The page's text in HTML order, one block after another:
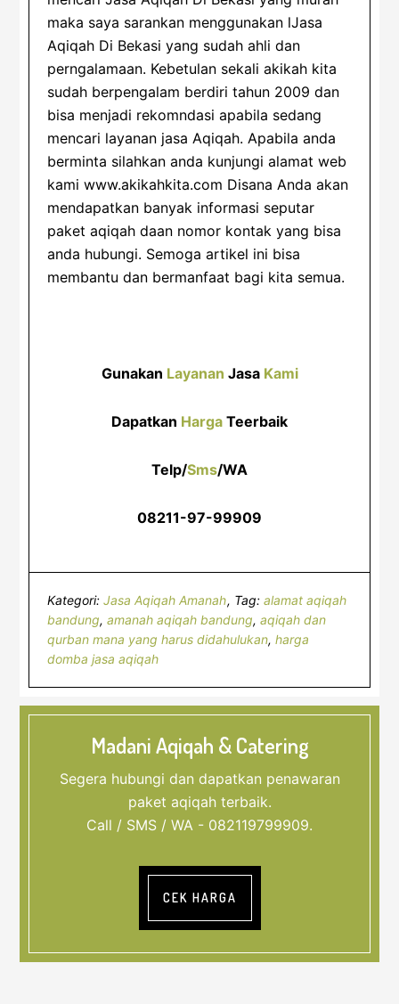
maka saya sarankan menggunakan lJasa
Aqiqah Di Bekasi yang sudah ahli dan
perngalamaan. Kebetulan sekali akikah kita
sudah berpengalam berdiri tahun 2009 dan
bisa menjadi rekomndasi apabila sedang
mencari layanan jasa Aqiqah. Apabila anda
berminta silahkan anda kunjungi alamat web
kami www.akikahkita.com Disana Anda akan
mendapatkan banyak informasi seputar
paket aqiqah daan nomor kontak yang bisa
anda hubungi. Semoga artikel ini bisa
membantu dan bermanfaat bagi kita semua.
Gunakan Layanan Jasa Kami
Dapatkan Harga Teerbaik
Telp/Sms/WA
08211-97-99909
Kategori:Jasa Aqiqah Amanah Tag:alamat aqiqah
bandung,amanah aqiqah bandung,aqiqah dan
qurban mana yang harus didahulukan,harga
domba jasa aqiqah
Madani Aqiqah & Catering
Segera hubungi dan dapatkan penawaran
paket aqiqah terbaik.
Call / SMS / WA - 082119799909.
CEK HARGA